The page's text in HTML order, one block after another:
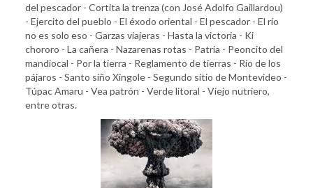
del pescador - Cortita la trenza (con José Adolfo Gaillardou)
- Ejercito del pueblo - El éxodo oriental - El pescador - El río
no es solo eso - Garzas viajeras - Hasta la victoria - Ki
chororo - La cañera - Nazarenas rotas - Patria - Peoncito del
mandiocal - Por la tierra - Reglamento de tierras - Río de los
pájaros - Santo siño Xingole - Segundo sitio de Montevideo -
Túpac Amaru - Vea patrón - Verde litoral - Viejo nutriero,
entre otras.